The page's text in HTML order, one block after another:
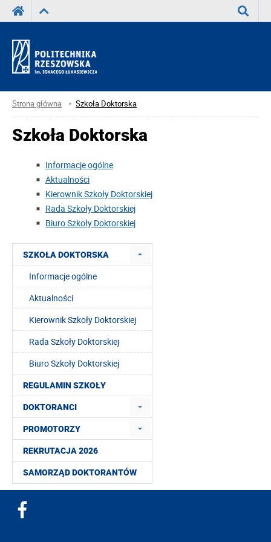
Strona główna Szkoła Doktorska
SZKOŁA DOKTORSKA
Informacje ogólne
Aktualności
Kierownik Szkoły Doktorskiej
Rada Szkoły Doktorskiej
Biuro Szkoły Doktorskiej
REGULAMIN SZKOŁY
DOKTORANCI
PROMOTORZY
REKRUTACJA 2026
SAMORZĄD DOKTORANTÓW
Szkoła Doktorska
Informacje ogólne
Aktualności
Kierownik Szkoły Doktorskiej
Rada Szkoły Doktorskiej
Biuro Szkoły Doktorskiej